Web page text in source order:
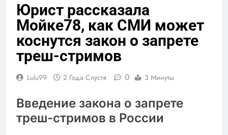
как они работают?
2 Года Спустя
Искусство ювелирных
украшений: красота и
значение
2 Года Спустя
Юрист рассказала
Мойке78, как СМИ может
коснутся закон о запрете
треш-стримов
Lulu99 2 Года Спустя 0 3 Минуты
Введение закона о запрете
треш-стримов в России